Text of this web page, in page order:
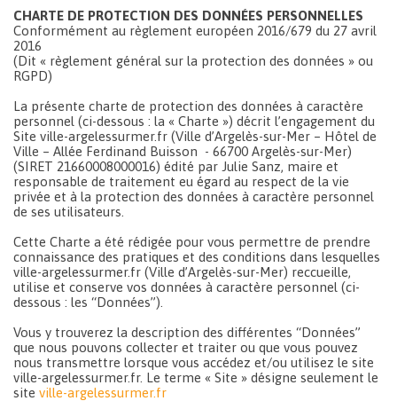
CHARTE DE PROTECTION DES DONNÉES PERSONNELLES
Conformément au règlement européen 2016/679 du 27 avril
2016
(Dit « règlement général sur la protection des données » ou
RGPD)
La présente charte de protection des données à caractère
personnel (ci-dessous : la « Charte ») décrit l’engagement du
Site ville-argelessurmer.fr (Ville d’Argelès-sur-Mer – Hôtel de
Ville – Allée Ferdinand Buisson - 66700 Argelès-sur-Mer)
(SIRET 21660008000016) édité par Julie Sanz, maire et
responsable de traitement eu égard au respect de la vie
privée et à la protection des données à caractère personnel
de ses utilisateurs.
Cette Charte a été rédigée pour vous permettre de prendre
connaissance des pratiques et des conditions dans lesquelles
ville-argelessurmer.fr (Ville d’Argelès-sur-Mer) reccueille,
utilise et conserve vos données à caractère personnel (ci-
dessous : les “Données”).
Vous y trouverez la description des différentes “Données”
que nous pouvons collecter et traiter ou que vous pouvez
nous transmettre lorsque vous accédez et/ou utilisez le site
ville-argelessurmer.fr. Le terme « Site » désigne seulement le
site ville-argelessurmer.fr